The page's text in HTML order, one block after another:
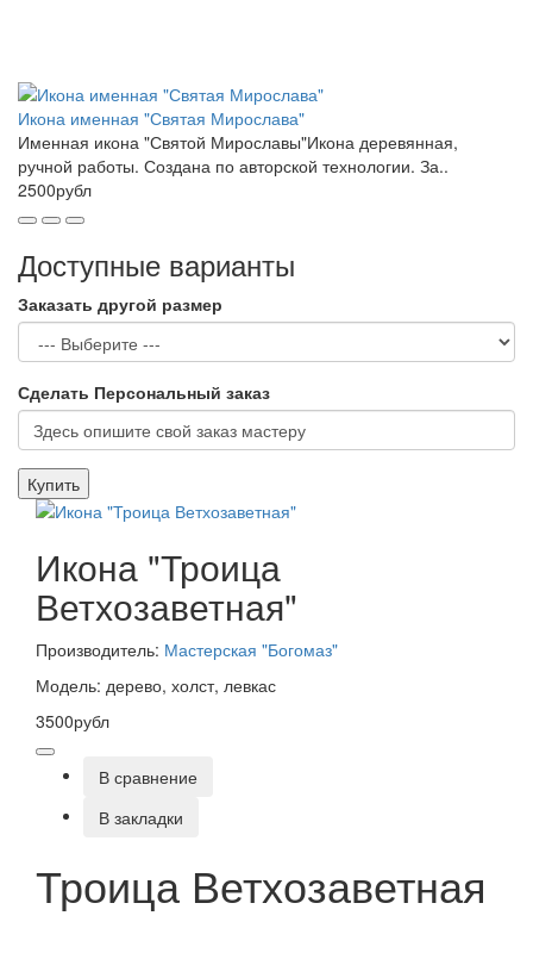
Икона именная "Святая Мирослава"
Именная икона "Святой Мирославы"Икона деревянная,
ручной работы. Создана по авторской технологии. За..
2500рубл
Доступные варианты
Заказать другой размер
Сделать Персональный заказ
Купить
Икона "Троица
Ветхозаветная"
Производитель: Мастерская "Богомаз"
Модель: дерево, холст, левкас
3500рубл
В сравнение
В закладки
Троица Ветхозаветная